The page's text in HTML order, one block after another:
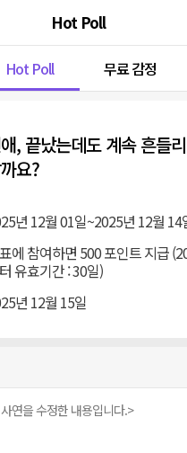
Hot Poll
Hot Poll 무료 감정
, 끝났는데도 계속 흔들
요?
년 12월 01일~2025년 12월 14
에 참여하면 500 포인트 지급
유효기간 : 30일)
년 12월 15일
연을 수정한 내용입니다.>